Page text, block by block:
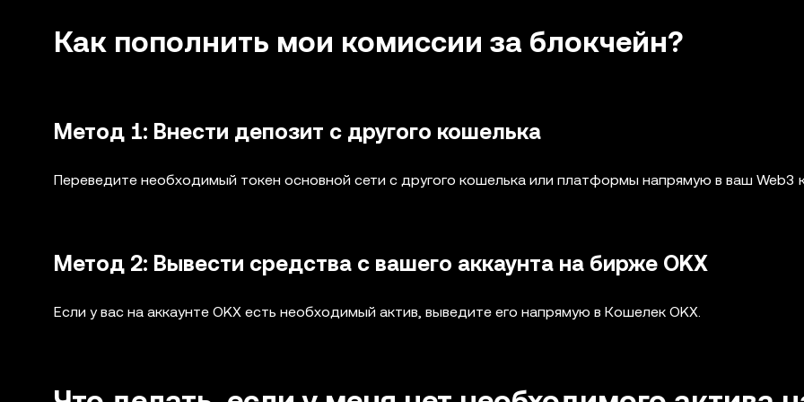
Как пополнить мои комиссии за блокчейн?
Метод 1: Внести депозит с другого кошелька
Переведите необходимый токен основной сети с другого кошелька или платформы напрямую в ваш Web3
Метод 2: Вывести средства с вашего аккаунта на бирже OKX
Если у вас на аккаунте OKX есть необходимый актив, выведите его напрямую в Кошелек OKX.